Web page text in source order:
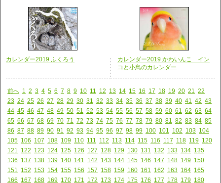
カレンダー2019 ふくろう
カレンダー2019 かわいんこ イン
コと小鳥のカレンダー
前へ 1 2 3 4 5 6 7 8 9 10 11 12 13 14 15 16 17 18 19 20 21
22
23 24 25 26 27 28 29 30 31 32 33 34 35 36 37 38 39 40 41 42 43
44 45 46 47 48 49 50 51 52 53 54 55 56 57 58 59 60 61 62 63 64
65 66 67 68 69 70 71 72 73 74 75 76 77 78 79 80 81 82 83 84 85
86 87 88 89 90 91 92 93 94 95 96 97 98 99 100 101 102 103 104
105 106 107 108 109 110 111 112 113 114 115 116 117 118 119 120
121
122 123 124 125 126 127 128 129 130 131 132 133 134 135
136 137 138 139 140 141 142 143 144 145 146 147 148 149 150
151
152 153 154 155 156 157 158 159 160 161 162 163 164 165
166 167 168 169 170 171 172 173 174 175 176 177 178 179 180